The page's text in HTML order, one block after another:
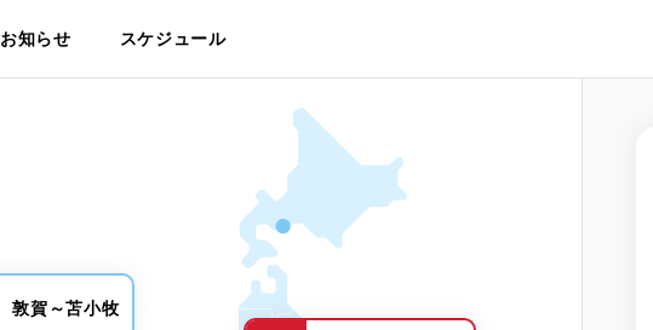
お知らせ スケジュール
敦賀～苫小牧